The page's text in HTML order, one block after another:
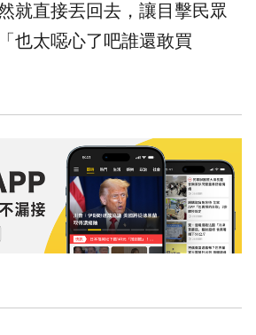
就直接丟回去，讓目擊民眾
也太噁心了吧誰還敢買